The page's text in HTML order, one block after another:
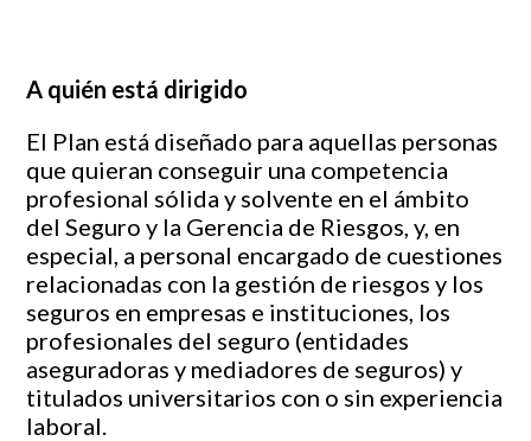
A quién está dirigido
El Plan está diseñado para aquellas personas
que quieran conseguir una competencia
profesional sólida y solvente en el ámbito
del Seguro y la Gerencia de Riesgos, y, en
especial, a personal encargado de cuestiones
relacionadas con la gestión de riesgos y los
seguros en empresas e instituciones, los
profesionales del seguro (entidades
aseguradoras y mediadores de seguros) y
titulados universitarios con o sin experiencia
laboral.